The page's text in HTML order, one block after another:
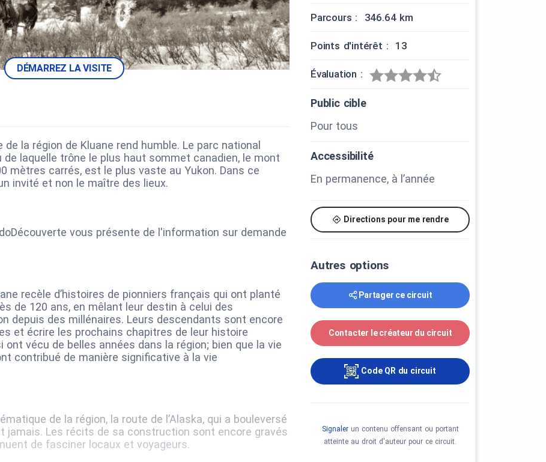
DÉMARREZ LA VISITE
la région de Kluane rend humble. Le parc national
laquelle trône le plus haut sommet canadien, le mont
mètres carrés, est le plus vaste au Yukon. Dans ce
invité et non le maître des lieux.
vous présente de l'information sur demande
recèle d’histoires de pionniers français qui ont planté
de 120 ans, en mêlant leur destin à celui des
depuis des millénaires. Leurs descendants sont encore
et écrire les prochains chapitres de leur histoire
vécu de belles années dans la région; bien que la vie
contribué de manière significative à la vie
de la région, la route de l’Alaska, qui a bouleversé
jamais. Les récits de sa construction sont encore gravés
de fasciner locaux et voyageurs.
Parcours : 346.64 km
Points d'intérêt : 13
Évaluation :
Public cible
Pour tous
Accessibilité
En permanence, à l’année
Directions pour me rendre
Autres options
Partager ce circuit
Contacter le créateur du circuit
Code QR du circuit
Signalerun contenu offensant ou portant
atteinte au droit d'auteur pour ce circuit.